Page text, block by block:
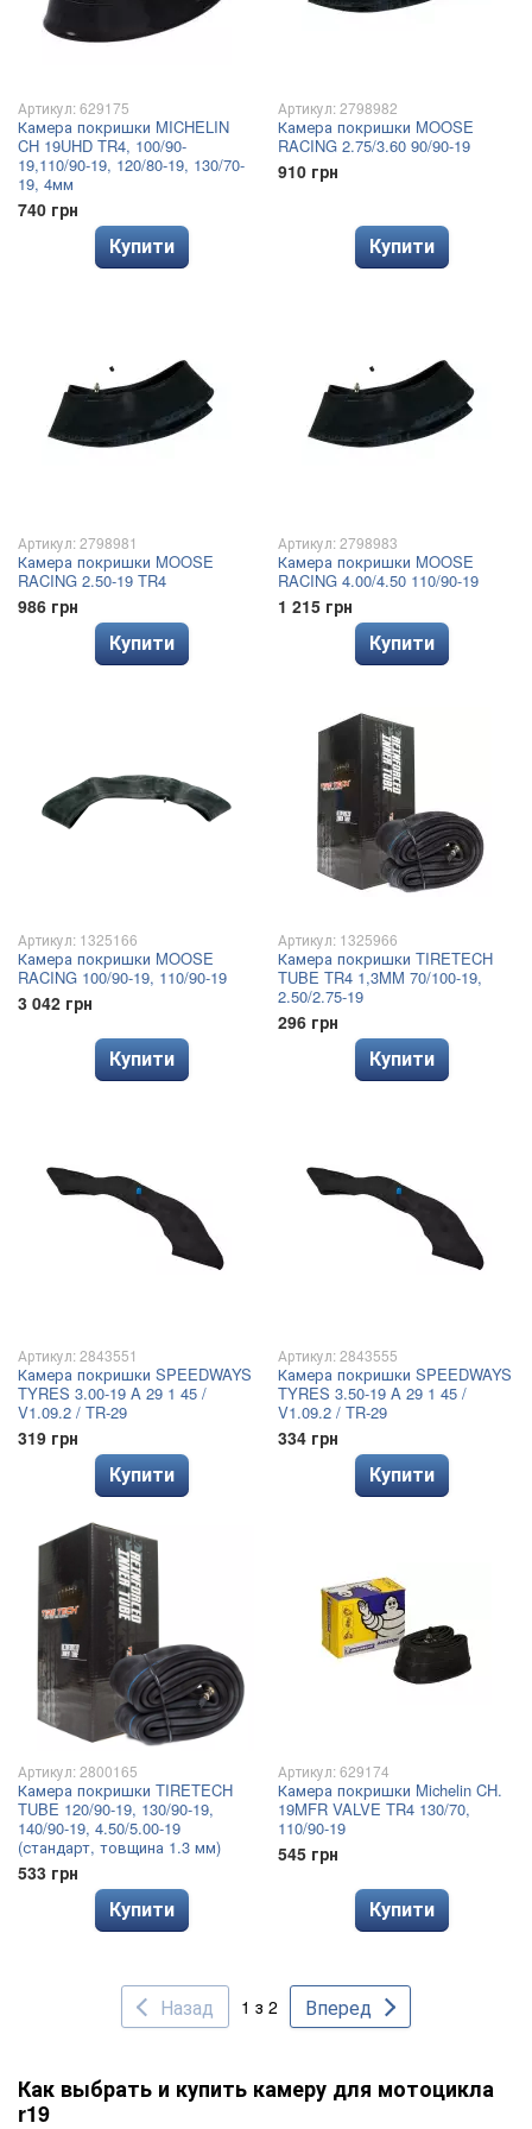
Артикул: 629175
Камера покришки MICHELIN
CH 19UHD TR4, 100/90-
19,110/90-19, 120/80-19, 130/70-
19, 4мм
740 грн
Купити
Артикул: 2798982
Камера покришки MOOSE
RACING 2.75/3.60 90/90-19
910 грн
Купити
Артикул: 2798981
Камера покришки MOOSE
RACING 2.50-19 TR4
986 грн
Купити
Артикул: 2798983
Камера покришки MOOSE
RACING 4.00/4.50 110/90-19
1 215 грн
Купити
Артикул: 1325166
Камера покришки MOOSE
RACING 100/90-19, 110/90-19
3 042 грн
Купити
Артикул: 1325966
Камера покришки TIRETECH
TUBE TR4 1,3MM 70/100-19,
2.50/2.75-19
296 грн
Купити
Артикул: 2843551
Камера покришки SPEEDWAYS
TYRES 3.00-19 A 29 1 45 /
V1.09.2 / TR-29
319 грн
Купити
Артикул: 2843555
Камера покришки SPEEDWAYS
TYRES 3.50-19 A 29 1 45 /
V1.09.2 / TR-29
334 грн
Купити
Артикул: 2800165
Камера покришки TIRETECH
TUBE 120/90-19, 130/90-19,
140/90-19, 4.50/5.00-19
(стандарт, товщина 1.3 мм)
533 грн
Купити
Артикул: 629174
Камера покришки Michelin CH.
19MFR VALVE TR4 130/70,
110/90-19
545 грн
Купити
Назад 1 з 2 Вперед
Как выбрать и купить камеру для мотоцикла
r19